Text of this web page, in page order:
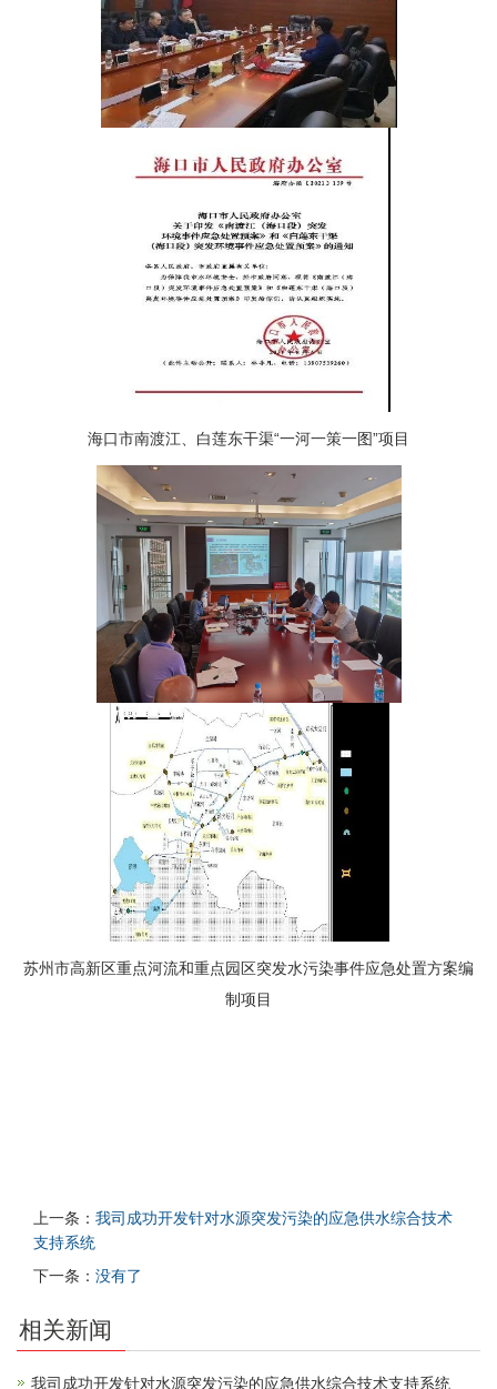
海口市南渡江、白莲东干渠“一河一策一图”项目
苏州市高新区重点河流和重点园区突发水污染事件应急处置方案编
制项目
上一条： 我司成功开发针对水源突发污染的应急供水综合技术
支持系统
下一条： 没有了
相关新闻
我司成功开发针对水源突发污染的应急供水综合技术支持系统